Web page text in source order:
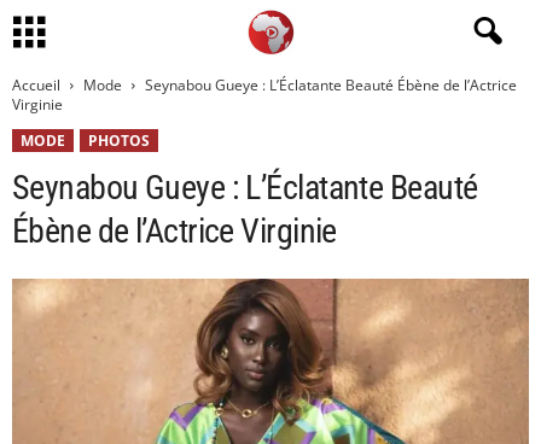
Accueil Mode
Seynabou Gueye : L’Éclatante Beauté Ébène de l’Actrice
Virginie
MODE
PHOTOS
Seynabou Gueye : L’Éclatante Beauté
Ébène de l’Actrice Virginie